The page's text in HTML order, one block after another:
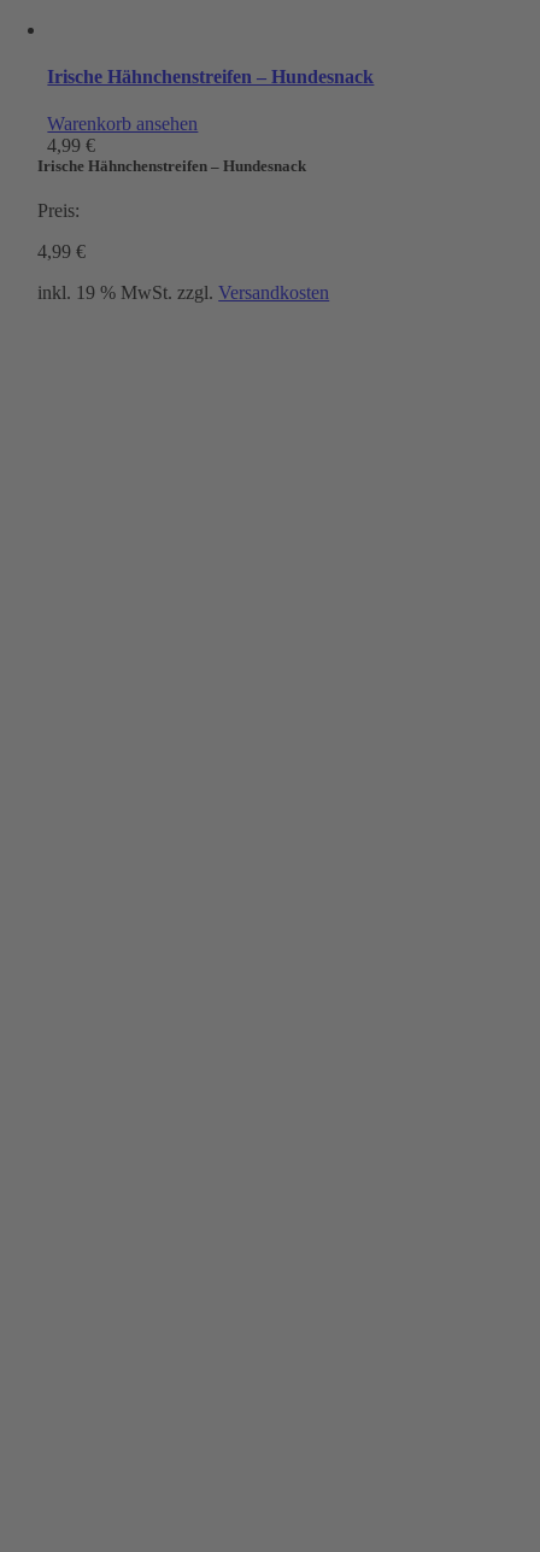
Irische Hähnchenstreifen – Hundesnack
Warenkorb ansehen
4,99€
Irische Hähnchenstreifen – Hundesnack
Preis:
4,99€
inkl. 19 % MwSt. zzgl.Versandkosten